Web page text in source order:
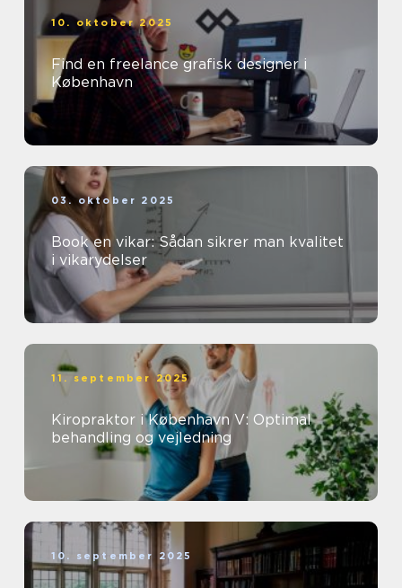
10. oktober 2025
Find en freelance grafisk designer i
København
03. oktober 2025
Book en vikar: Sådan sikrer man kvalitet
i vikarydelser
11. september 2025
Kiropraktor i København V: Optimal
behandling og vejledning
10. september 2025